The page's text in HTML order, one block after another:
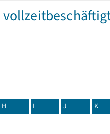
H I J K